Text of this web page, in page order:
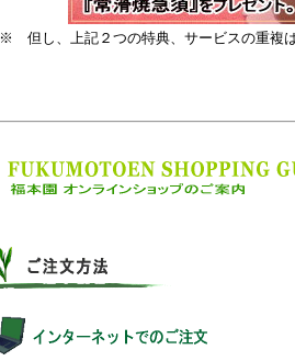
※ 但し、上記２つの特典、サービスの重複